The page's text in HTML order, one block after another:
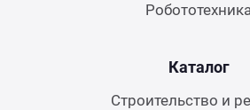
Каталог
Строительство и